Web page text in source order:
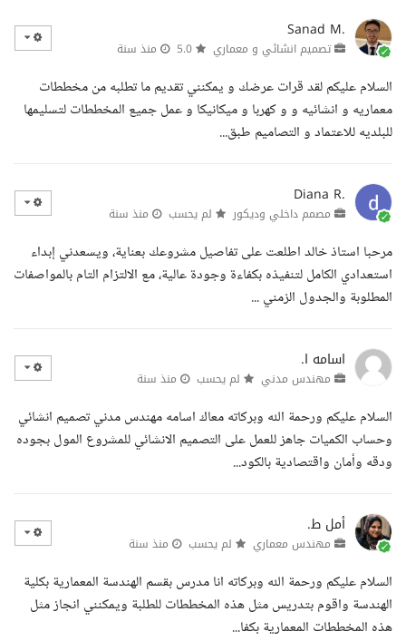
Sanad M.
تصميم انشائي و معماري منذ سنة
السلام عليكم لقد قرات عرضك و يمكنني تقديم ما تطلبه من مخططات
معماريه و انشائيه و و كهربا و ميكانيكا و عمل جميع المخططات لتسليمها
للبلديه للاعتماد و التصاميم طبق...
Diana R.
مصمم داخلي وديكور لم يحسب منذ سنة
مرحبا استاذ خالد اطلعت على تفاصيل مشروعك بعناية، ويسعدني إبداء
استعدادي الكامل لتنفيذه بكفاءة وجودة عالية، مع الالتزام التام بالمواصفات
المطلوبة والجدول الزمني ...
اسامه ا.
مهندس مدني لم يحسب منذ سنة
السلام عليكم ورحمة الله وبركاته معاك اسامه مهندس مدني تصميم انشائي
وحساب الكميات جاهز للعمل على التصميم الانشائي للمشروع المول بجوده
ودقه وأمان واقتصادية بالكود...
أمل ط.
مهندس معماري لم يحسب منذ سنة
السلام عليكم ورحمة الله وبركاته انا مدرس بقسم الهندسة المعمارية بكلية
الهندسة واقوم بتدريس مثل هذه المخططات للطلبة ويمكنني انجاز مثل
هذه المخططات المعمارية بكفا...